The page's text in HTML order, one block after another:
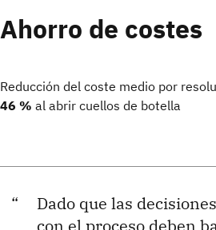
Ahorro de costes
Reducción del coste medio por
46 % al abrir cuellos de botella
Dado que las
con el proceso deben